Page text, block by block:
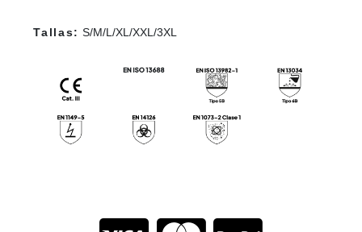
Tallas: S/M/L/XL/XXL/3XL